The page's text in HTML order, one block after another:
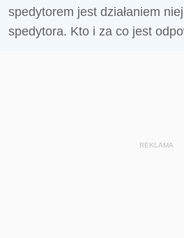
spedytorem jest działaniem
spedytora. Kto i za co jest
REKLAMA